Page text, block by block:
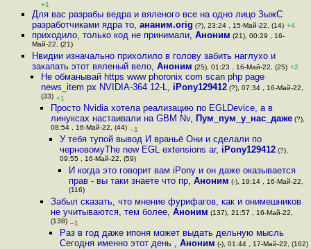
+1
Для вас разрабы ведра и вяленого все на одно лицо ЗыжС
разработчиками ядра то, ананим.orig (?), 23:24 , 15-Май-22, (14) +4
приходило, только код не принимали, Аноним (21), 00:29 , 16-
Май-22, (21)
Нвидии изначально прихолило в голову забить наглухо и
закапать этот вяленый вело, Аноним (25), 01:23 , 16-Май-22, (25) +2
Не обманывай https www phoronix com scan php page
news_item px NVIDIA-364 12-L, iPony129412 (?), 07:34 , 16-Май-22,
(33) +1
Просто Nvidia хотела реализацию по EGLDevice, а в
линуксах настаивали на GBM Nv, Пум_пум_у_нас_даже(?),
08:54 , 16-Май-22, (44) –1
У тебя тупой вывод И враньё Они и сделали по
черновомуThe new EGL extensions ar, iPony129412(?),
09:55 , 16-Май-22, (59)
И когда это говорит вам iPony и он даже оказывается
прав - вы таки знаете что пр,Аноним (-), 19:14 , 16-Май-22,
(116)
Забыл сказать, что мнение фурифагов, как и онимешников
не учитываются, тем более, Аноним (137), 21:57 , 16-Май-22,
(138) –1
Раз в год даже ипоня может выдать дельную мысль
Сегодня именно этот день , Аноним (-), 01:44 , 17-Май-22, (162)